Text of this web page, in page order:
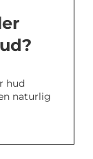
hud
naturlig